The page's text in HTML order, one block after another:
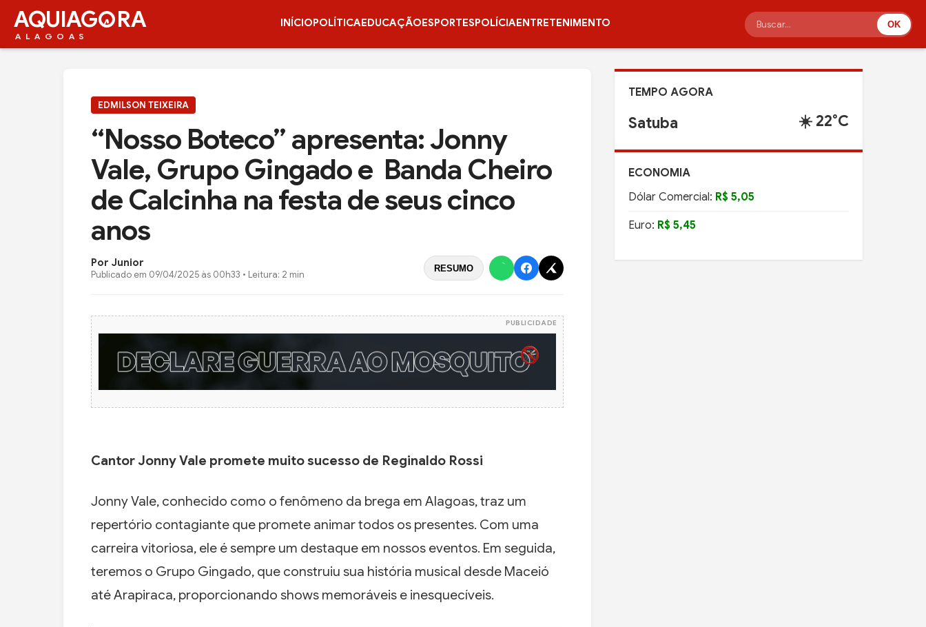
AQUIAG RA
ALAGOAS
INÍCIOPOLÍTICAEDUCAÇÃOESPORTESPOLÍCIAENTRETENIMENTO OK
EDMILSON TEIXEIRA
“Nosso Boteco” apresenta: Jonny
Vale, Grupo Gingado e Banda Cheiro
de Calcinha na festa de seus cinco
anos
Por Junior
Publicado em 09/04/2025 às 00h33 • Leitura: 2 min
RESUMO
PUBLICIDADE
Cantor Jonny Vale promete muito sucesso de Reginaldo Rossi
Jonny Vale, conhecido como o fenômeno da brega em Alagoas, traz um
repertório contagiante que promete animar todos os presentes. Com uma
carreira vitoriosa, ele é sempre um destaque em nossos eventos. Em seguida,
teremos o Grupo Gingado, que construiu sua história musical desde Maceió
até Arapiraca, proporcionando shows memoráveis e inesquecíveis.
TEMPO AGORA
Satuba ☀️ 22°C
ECONOMIA
Dólar Comercial: R$ 5,05
Euro: R$ 5,45